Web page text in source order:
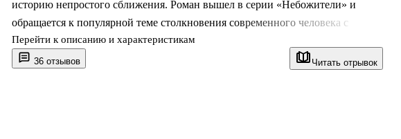
36 отзывов Читать отрывок
историю непростого сближения. Роман вышел в серии «Небожители» и
обращается к популярной теме столкновения современного человека с
чужими правилами, где привычная логика больше не работает. В центре не
только романтическая линия, но и попытка сохранить себя в обществе с
Перейти к описанию и характеристикам